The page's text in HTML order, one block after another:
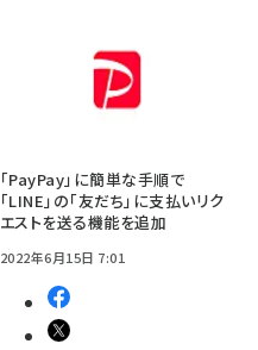
「PayPay」に簡単な手順で
「LINE」の「友だち」に支払いリク
エストを送る機能を追加
2022年6月15日 7:01